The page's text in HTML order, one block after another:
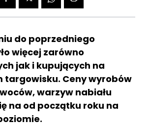
do poprzedniego
więcej zarówno
jak i kupujących na
targowisku. Ceny wyrobów
warzyw nabiału
na od początku roku na